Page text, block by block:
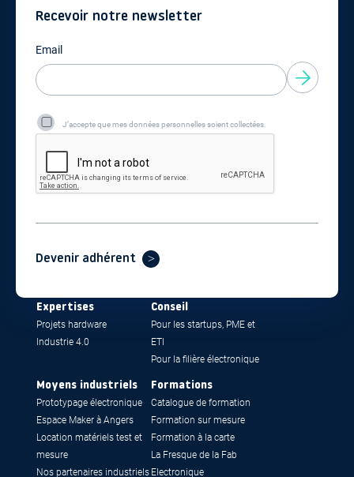
Recevoir notre newsletter
Email
J’accepte que mes données personnelles soient collectées.
Devenir adhérent
Expertises
Projets hardware
Industrie 4.0
Conseil
Pour les startups, PME et
ETI
Pour la filière électronique
Moyens industriels
Prototypage électronique
Espace Maker à Angers
Location matériels test et
mesure
Nos partenaires industriels
Formations
Catalogue de formation
Formation sur mesure
Formation à la carte
La Fresque de la Fab
Electronique